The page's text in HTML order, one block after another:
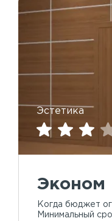
Эстетика
Эконом
Когда бюджет
Минимальный